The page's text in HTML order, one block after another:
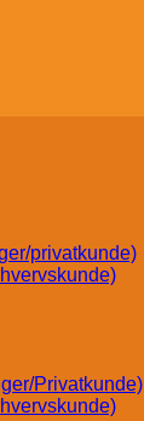
privatkunde)
Privatkunde)